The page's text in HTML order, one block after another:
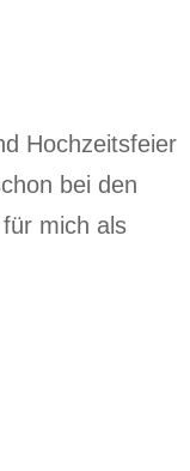
Hochzeitsfeier
bei den
mich als